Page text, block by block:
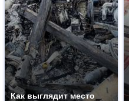
Как выглядит место